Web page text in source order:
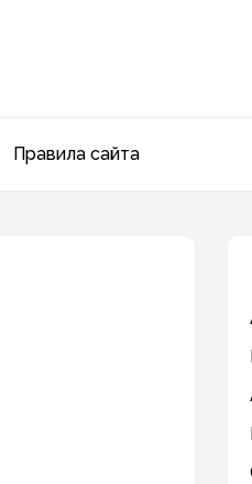
Правила сайта